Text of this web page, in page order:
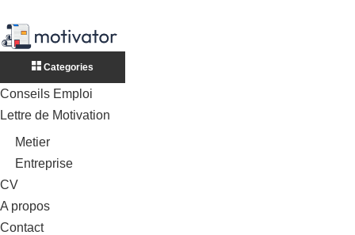
Categories
Conseils Emploi
Lettre de Motivation
Metier
Entreprise
CV
A propos
Contact